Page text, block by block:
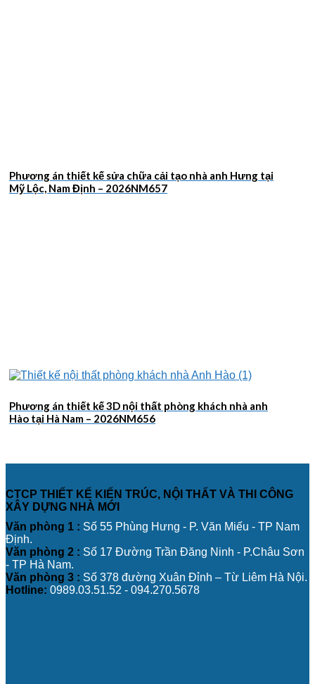
Phương án thiết kế sửa chữa cải tạo nhà anh Hưng tại
Mỹ Lộc, Nam Định – 2026NM657
Phương án thiết kế 3D nội thất phòng khách nhà anh
Hào tại Hà Nam – 2026NM656
CTCP THIẾT KẾ KIẾN TRÚC, NỘI THẤT VÀ THI CÔNG
XÂY DỰNG NHÀ MỚI
Văn phòng 1 : Số 55 Phùng Hưng - P. Văn Miếu - TP Nam
Định.
Văn phòng 2 : Số 17 Đường Trần Đăng Ninh - P.Châu Sơn
- TP Hà Nam.
Văn phòng 3 : Số 378 đường Xuân Đỉnh – Từ Liêm Hà Nội.
Hotline: 0989.03.51.52 - 094.270.5678